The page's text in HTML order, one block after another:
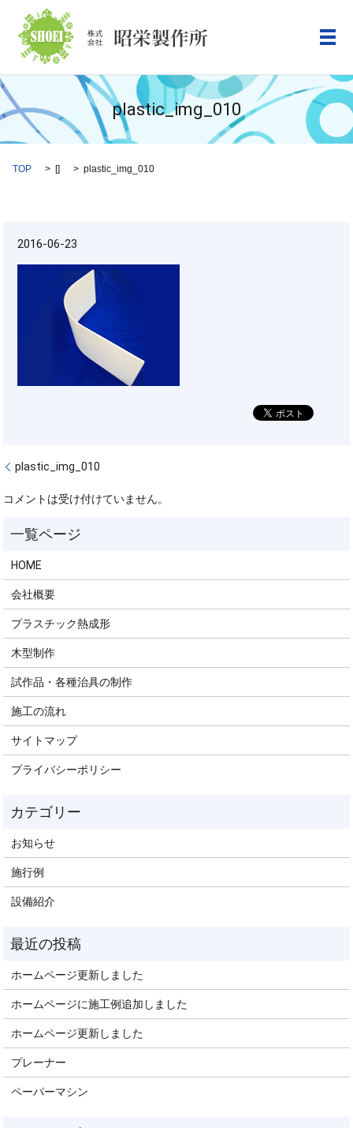
メ
plastic_img_010
TOP [] plastic_img_010
2016-06-23
plastic_img_010
コメントは受け付けていません。
HOME
会社概要
プラスチック熱成形
木型制作
試作品・各種治具の制作
施工の流れ
サイトマップ
プライバシーポリシー
お知らせ
施行例
設備紹介
ホームページ更新しました
ホームページに施工例追加しました
ホームページ更新しました
プレーナー
ペーパーマシン